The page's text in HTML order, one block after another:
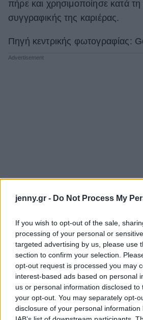
jenny.gr - Do Not Process My
If you wish to opt-out of the sale,
processing of your personal or
targeted advertising by us, please use
section to confirm your selection.
opt-out request is processed you may
interest-based ads based on personal
us or personal information disclosed
your opt-out. You may separately opt-
disclosure of your personal
πήρε και χρησιμοποίησε κατά τη
συγγραφικής της καριέρας.
Πηγή κεντρικής φωτογραφίας: